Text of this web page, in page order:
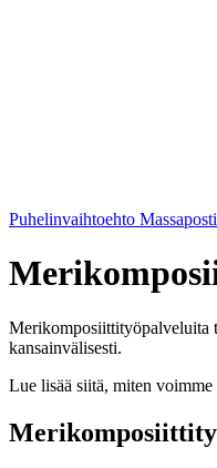
Puhelinvaihtoehto Massaposti
Merikomposiittityöpalveluita
kansainvälisesti.
Lue lisää siitä, miten voimme